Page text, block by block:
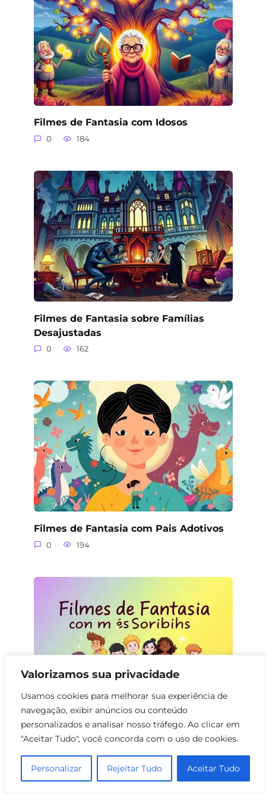
Valorizamos sua privacidade
Usamos cookies para melhorar sua experiência de
navegação, exibir anúncios ou conteúdo
personalizados e analisar nosso tráfego. Ao clicar em
"Aceitar Tudo", você concorda com o uso de cookies.
Personalizar Rejeitar Tudo Aceitar Tudo
Filmes de Fantasia com Idosos
0 184
Filmes de Fantasia sobre Famílias
Desajustadas
0 162
Filmes de Fantasia com Pais Adotivos
0 194
Filmes de Fantasia com Sobrinhos
0 154